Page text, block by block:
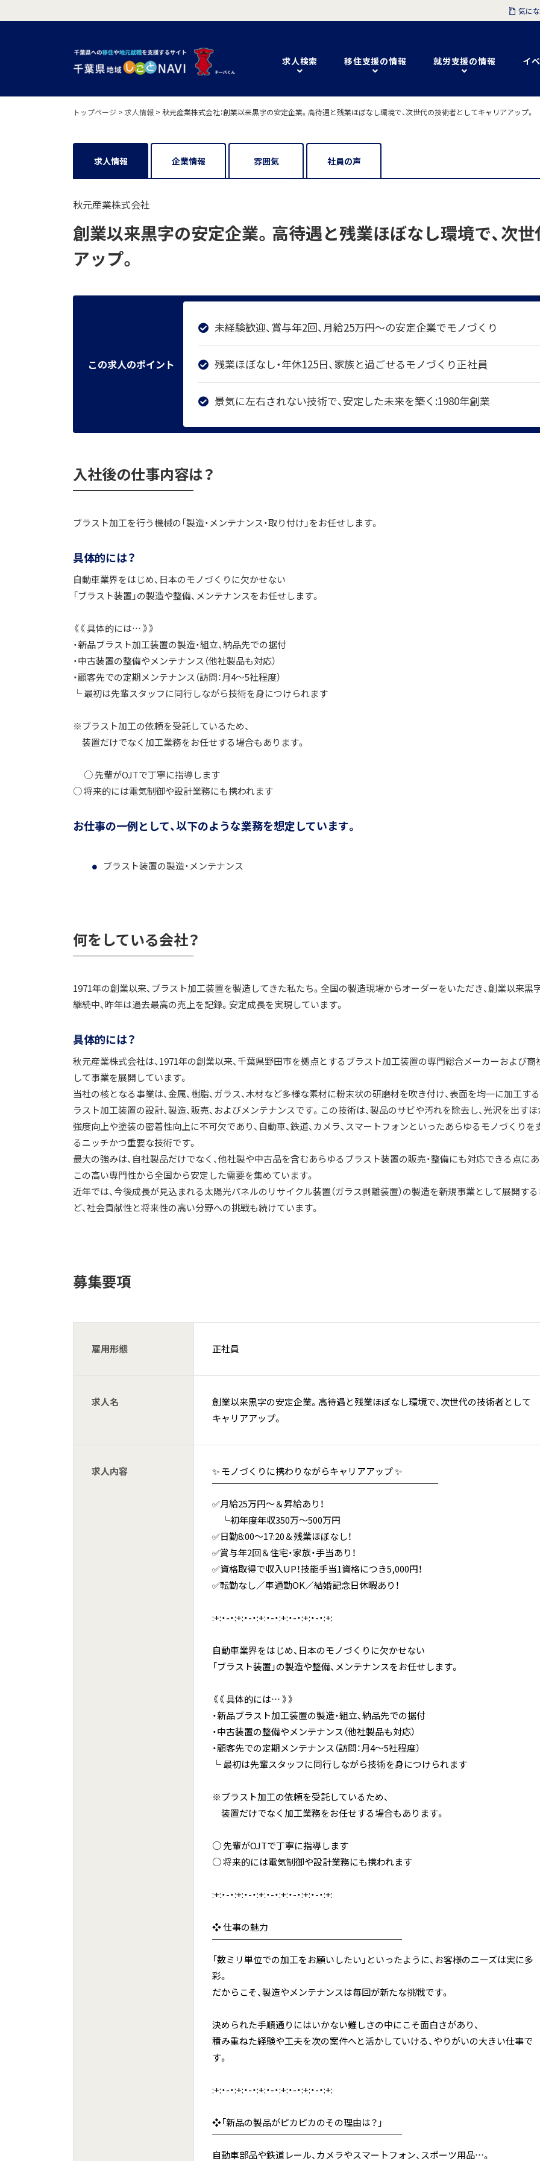
求人検索 移住支援の情報 就労支援の情報 イ
気に
トップページ > 求人情報 > 秋元産業株式会社：創業以来黒字の安定企業。高待遇と残業ほぼなし環境で、次世代の技術者としてキャリアアップ。
求人情報 企業情報 雰囲気 社員の声
秋元産業株式会社
創業以来黒字の安定企業。高待遇と残業ほぼなし環境で、次
アップ。
この求人のポイント
未経験歓迎、賞与年2回、月給25万円～の安定企業でモノづくり
残業ほぼなし・年休125日、家族と過ごせるモノづくり正社員
景気に左右されない技術で、安定した未来を築く:1980年創業
入社後の仕事内容は？
ブラスト加工を行う機械の「製造・メンテナンス・取り付け」をお任せします。
具体的には？
自動車業界をはじめ、日本のモノづくりに欠かせない
「ブラスト装置」の製造や整備、メンテナンスをお任せします。
《《 具体的には… 》》
・新品ブラスト加工装置の製造・組立、納品先での据付
・中古装置の整備やメンテナンス（他社製品も対応）
・顧客先での定期メンテナンス（訪問：月4～5社程度）
└ 最初は先輩スタッフに同行しながら技術を身につけられます
※ブラスト加工の依頼を受託しているため、
装置だけでなく加工業務をお任せする場合もあります。
○ 先輩がOJTで丁寧に指導します
○ 将来的には電気制御や設計業務にも携われます
お仕事の一例として、以下のような業務を想定しています。
ブラスト装置の製造・メンテナンス
何をしている会社？
1971年の創業以来、ブラスト加工装置を製造してきた私たち。全国の製造現場からオーダーをいただき、創業以来黒
継続中、昨年は過去最高の売上を記録。安定成長を実現しています。
具体的には？
秋元産業株式会社は、1971年の創業以来、千葉県野田市を拠点とするブラスト加工装置の専門総合メーカーおよび商
して事業を展開しています。
当社の核となる事業は、金属、樹脂、ガラス、木材など多様な素材に粉末状の研磨材を吹き付け、表面を均一に加工す
ラスト加工装置の設計、製造、販売、およびメンテナンスです。この技術は、製品のサビや汚れを除去し、光沢を出すほ
強度向上や塗装の密着性向上に不可欠であり、自動車、鉄道、カメラ、スマートフォンといったあらゆるモノづくりを
るニッチかつ重要な技術です。
最大の強みは、自社製品だけでなく、他社製や中古品を含むあらゆるブラスト装置の販売・整備にも対応できる点にあ
この高い専門性から全国から安定した需要を集めています。
近年では、今後成長が見込まれる太陽光パネルのリサイクル装置（ガラス剥離装置）の製造を新規事業として展開す
ど、社会貢献性と将来性の高い分野への挑戦も続けています。
募集要項
雇用形態 正社員
求人名
創業以来黒字の安定企業。高待遇と残業ほぼなし環境で、次世代の技術者として
キャリアアップ。
求人内容
✨ モノづくりに携わりながらキャリアアップ ✨
￣￣￣￣￣￣￣￣￣￣￣￣￣￣￣￣￣￣￣￣￣￣￣￣￣
✅月給25万円～＆昇給あり！
└初年度年収350万～500万円
✅日勤8:00～17:20＆残業ほぼなし！
✅賞与年2回＆住宅・家族・手当あり！
✅資格取得で収入UP！技能手当1資格につき5,000円！
✅転勤なし／車通勤OK／結婚記念日休暇あり！
:+:・-・:+:・-・:+:・-・:+:・-・:+:・-・:+:
自動車業界をはじめ、日本のモノづくりに欠かせない
「ブラスト装置」の製造や整備、メンテナンスをお任せします。
《《 具体的には… 》》
・新品ブラスト加工装置の製造・組立、納品先での据付
・中古装置の整備やメンテナンス（他社製品も対応）
・顧客先での定期メンテナンス（訪問：月4～5社程度）
└ 最初は先輩スタッフに同行しながら技術を身につけられます
※ブラスト加工の依頼を受託しているため、
装置だけでなく加工業務をお任せする場合もあります。
○ 先輩がOJTで丁寧に指導します
○ 将来的には電気制御や設計業務にも携われます
:+:・-・:+:・-・:+:・-・:+:・-・:+:・-・:+:
❖ 仕事の魅力
￣￣￣￣￣￣￣￣￣￣￣￣￣￣￣￣￣￣￣￣￣
「数ミリ単位での加工をお願いしたい」といったように、お客様のニーズは実に多
彩。
だからこそ、製造やメンテナンスは毎回が新たな挑戦です。
決められた手順通りにはいかない難しさの中にこそ面白さがあり、
積み重ねた経験や工夫を次の案件へと活かしていける、やりがいの大きい仕事で
す。
:+:・-・:+:・-・:+:・-・:+:・-・:+:・-・:+:
❖「新品の製品がピカピカのその理由は？」
￣￣￣￣￣￣￣￣￣￣￣￣￣￣￣￣￣￣￣￣￣
自動車部品や鉄道レール、カメラやスマートフォン、スポーツ用品…。